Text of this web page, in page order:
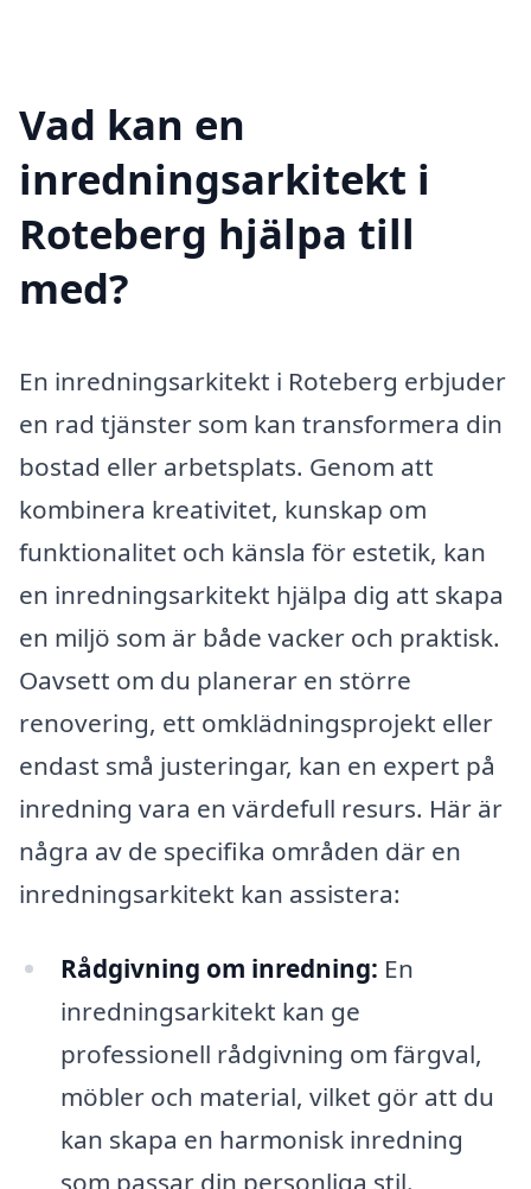
Vad kan en
inredningsarkitekt i
Roteberg hjälpa till
med?
En inredningsarkitekt i Roteberg erbjuder
en rad tjänster som kan transformera din
bostad eller arbetsplats. Genom att
kombinera kreativitet, kunskap om
funktionalitet och känsla för estetik, kan
en inredningsarkitekt hjälpa dig att skapa
en miljö som är både vacker och praktisk.
Oavsett om du planerar en större
renovering, ett omklädningsprojekt eller
endast små justeringar, kan en expert på
inredning vara en värdefull resurs. Här är
några av de specifika områden där en
inredningsarkitekt kan assistera:
Rådgivning om inredning: En
inredningsarkitekt kan ge
professionell rådgivning om färgval,
möbler och material, vilket gör att du
kan skapa en harmonisk inredning
som passar din personliga stil.